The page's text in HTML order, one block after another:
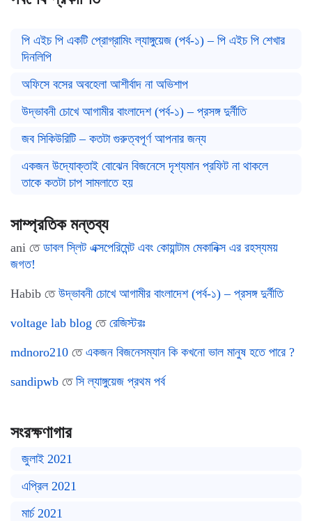
পি এইচ পি একটি প্রোগ্রামিং ল্যাঙ্গুয়েজ (পর্ব-১) – পি এইচ পি শেখার
দিনলিপি
অফিসে বসের অবহেলা আশীর্বাদ না অভিশাপ
উদ্ভাবনী চোখে আগামীর বাংলাদেশ (পর্ব-১) – প্রসঙ্গ দুর্নীতি
জব সিকিউরিটি – কতটা গুরুত্বপূর্ণ আপনার জন্য
একজন উদ্যোক্তাই বোঝেন বিজনেসে দৃশ্যমান প্রফিট না থাকলে
তাকে কতটা চাপ সামলাতে হয়
সাম্প্রতিক মন্তব্য
ani তে ডাবল স্লিট এক্সপেরিমেন্ট এবং কোয়ান্টাম মেকানিক্স এর রহস্যময়
জগত!
Habib তে উদ্ভাবনী চোখে আগামীর বাংলাদেশ (পর্ব-১) – প্রসঙ্গ দুর্নীতি
voltage lab blog তে রেজিস্টরঃ
mdnoro210 তে একজন বিজনেসম্যান কি কখনো ভাল মানুষ হতে পারে ?
sandipwb তে সি ল্যাঙ্গুয়েজ প্রথম পর্ব
সংরক্ষণাগার
জুলাই 2021
এপ্রিল 2021
মার্চ 2021